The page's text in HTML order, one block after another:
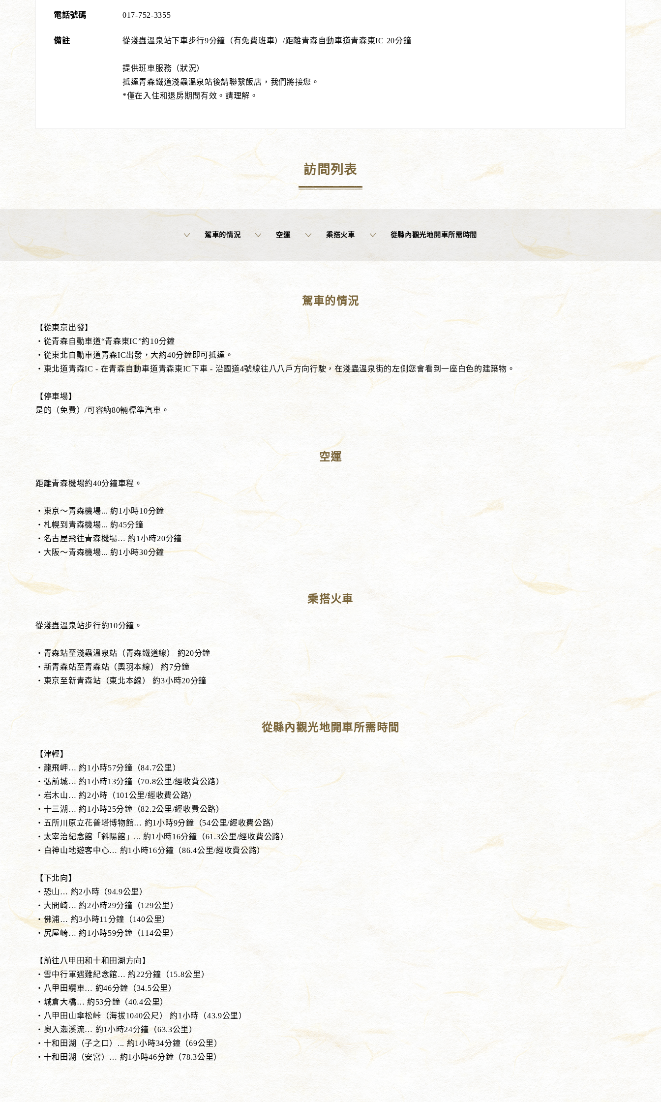
電話號碼 017-752-3355
備註 從淺蟲溫泉站下車步行9分鐘（有免費班車）/距離青森自動車道青森東IC 20分鐘
提供班車服務（狀況）
抵達青森鐵道淺蟲溫泉站後請聯繫飯店，我們將接您。
*僅在入住和退房期間有效。請理解。
訪問列表
駕車的情況 空運 乘搭火車 從縣內觀光地開車所需時間
駕車的情況
【從東京出發】
・從青森自動車道“青森東IC”約10分鐘
・從東北自動車道青森IC出發，大約40分鐘即可抵達。
・東北道青森IC - 在青森自動車道青森東IC下車 - 沿國道4號線往八八戶方向行駛，在淺蟲溫泉街的左側您會看到一座白色的建築物。
【停車場】
是的（免費）/可容納80輛標準汽車。
空運
距離青森機場約40分鐘車程。
・東京～青森機場... 約1小時10分鐘
・札幌到青森機場... 約45分鐘
・名古屋飛往青森機場… 約1小時20分鐘
・大阪～青森機場... 約1小時30分鐘
乘搭火車
從淺蟲溫泉站步行約10分鐘。
・青森站至淺蟲溫泉站（青森鐵道線） 約20分鐘
・新青森站至青森站（奧羽本線） 約7分鐘
・東京至新青森站（東北本線） 約3小時20分鐘
從縣內觀光地開車所需時間
【津輕】
・龍飛岬… 約1小時57分鐘（84.7公里）
・弘前城… 約1小時13分鐘（70.8公里/經收費公路）
・岩木山… 約2小時（101公里/經收費公路）
・十三湖… 約1小時25分鐘（82.2公里/經收費公路）
・五所川原立花普塔博物館… 約1小時9分鐘（54公里/經收費公路）
・太宰治紀念館「斜陽館」... 約1小時16分鐘（61.3公里/經收費公路）
・白神山地遊客中心… 約1小時16分鐘（86.4公里/經收費公路）
【下北向】
・恐山… 約2小時（94.9公里）
・大間崎… 約2小時29分鐘（129公里）
・佛浦… 約3小時11分鐘（140公里）
・尻屋崎… 約1小時59分鐘（114公里）
【前往八甲田和十和田湖方向】
・雪中行軍遇難紀念館… 約22分鐘（15.8公里）
・八甲田纜車… 約46分鐘（34.5公里）
・城倉大橋… 約53分鐘（40.4公里）
・八甲田山傘松峠（海拔1040公尺） 約1小時（43.9公里）
・奧入瀨溪流… 約1小時24分鐘（63.3公里）
・十和田湖（子之口）... 約1小時34分鐘（69公里）
・十和田湖（安宮）… 約1小時46分鐘（78.3公里）